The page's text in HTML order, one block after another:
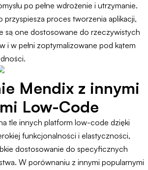
po pełne wdrożenie i utrzymanie.
przyspiesza proces tworzenia aplikacji,
są one dostosowane do rzeczywistych
i w pełni zoptymalizowane pod kątem
Mendix z innymi
Low-Code
tle innych platform low-code dzięki
funkcjonalności i elastyczności,
dostosowanie do specyficznych
W porównaniu z innymi popularnymi